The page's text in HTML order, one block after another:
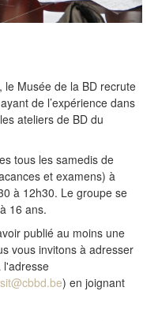
le Musée de la BD recrute
de l’expérience dans
ateliers de BD du
tous les samedis de
et examens) à
à 12h30. Le groupe se
16 ans.
publié au moins une
vous invitons à adresser
l'adresse
) en joignant